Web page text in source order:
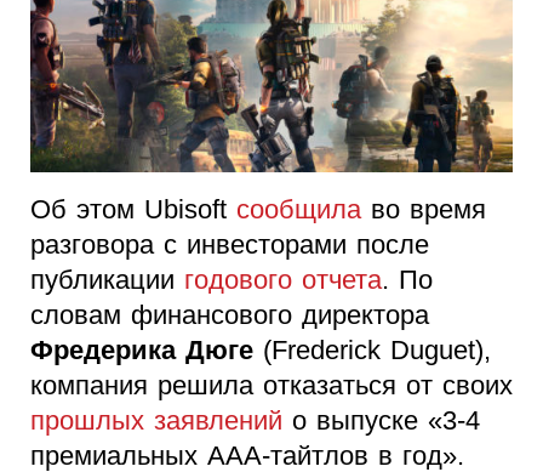
Об этом Ubisoft сообщила во время
разговора с инвесторами после
публикации годового отчета. По
словам финансового директора
Фредерика Дюге (Frederick Duguet),
компания решила отказаться от своих
прошлых заявлений о выпуске «3-4
премиальных AAA-тайтлов в год».